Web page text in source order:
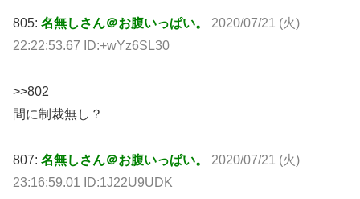
805: 名無しさん＠お腹いっぱい。 2020/07/21 (火)
22:22:53.67 ID:+wYz6SL30
>>802
間に制裁無し？
807: 名無しさん＠お腹いっぱい。 2020/07/21 (火)
23:16:59.01 ID:1J22U9UDK